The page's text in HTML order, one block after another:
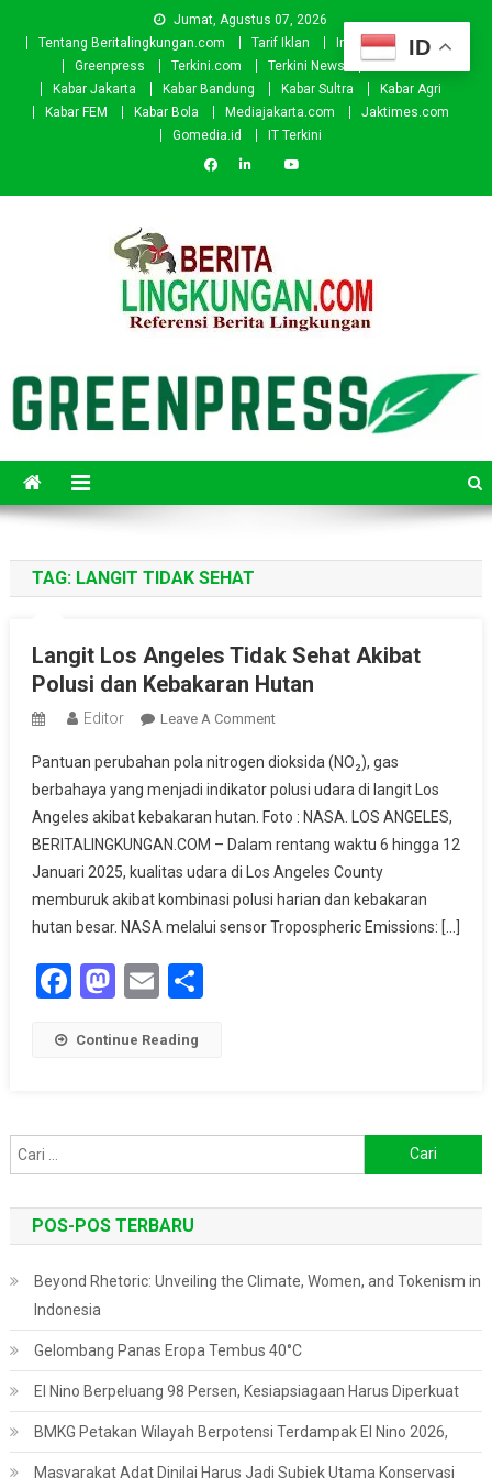
Jumat, Agustus 07, 2026
Tentang Beritalingkungan.com
Tarif Iklan Investor
Donasi
Greenpress
Terkini.com Terkini News
Kabar.id
Kabar Jakarta
Kabar Bandung Kabar Sultra
Kabar Agri
Kabar FEM
Kabar Bola Mediajakarta.com
Jaktimes.com
Gomedia.id
IT Terkini
TAG: LANGIT TIDAK SEHAT
Langit Los Angeles Tidak Sehat Akibat
Polusi dan Kebakaran Hutan
Editor Leave A CommentOn
Los
Angeles
Tidak
Sehat
Akibat
Polusi
Dan
Pantuan perubahan pola nitrogen dioksida (NO₂), gas
berbahaya yang menjadi indikator polusi udara di langit Los
Angeles akibat kebakaran hutan. Foto : NASA. LOS ANGELES,
BERITALINGKUNGAN.COM – Dalam rentang waktu 6 hingga 12
Januari 2025, kualitas udara di Los Angeles County
memburuk akibat kombinasi polusi harian dan kebakaran
hutan besar. NASA melalui sensor Tropospheric Emissions: […]
Facebook
Mastodon
EmailShare
Continue Reading
untuk:
POS-POS TERBARU
Beyond Rhetoric: Unveiling the Climate, Women, and Tokenism in
Indonesia
Gelombang Panas Eropa Tembus 40°C
El Nino Berpeluang 98 Persen, Kesiapsiagaan Harus Diperkuat
BMKG Petakan Wilayah Berpotensi Terdampak El Nino 2026,
Masyarakat Adat Dinilai Harus Jadi Subjek Utama Konservasi
ID